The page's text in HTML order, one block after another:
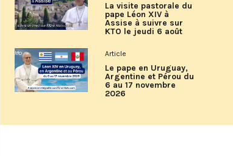
La visite pastorale du
pape Léon XIV à
Assise à suivre sur
KTO le jeudi 6 août
Article
Le pape en Uruguay,
Argentine et Pérou du
6 au 17 novembre
2026